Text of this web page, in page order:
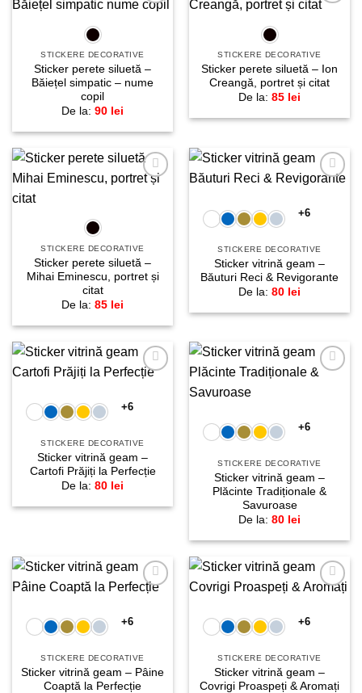
STICKERE DECORATIVE
Sticker perete siluetă –
Băiețel simpatic – nume
copil
De la: 90 lei
STICKERE DECORATIVE
Sticker perete siluetă – Ion
Creangă, portret și citat
De la: 85 lei
STICKERE DECORATIVE
Sticker perete siluetă –
Mihai Eminescu, portret și
citat
De la: 85 lei
favorite!
+6
STICKERE DECORATIVE
Sticker vitrină geam –
Băuturi Reci & Revigorante
De la: 80 lei
Adaugă
favorite!
+6
STICKERE DECORATIVE
Sticker vitrină geam –
Cartofi Prăjiți la Perfecție
De la: 80 lei
+6
STICKERE DECORATIVE
Sticker vitrină geam –
Plăcinte Tradiționale &
Savuroase
De la: 80 lei
Adaugă
favorite!
+6
STICKERE DECORATIVE
Sticker vitrină geam – Pâine
Coaptă la Perfecție
favorite!
+6
STICKERE DECORATIVE
Sticker vitrină geam –
Covrigi Proaspeți & Aromați